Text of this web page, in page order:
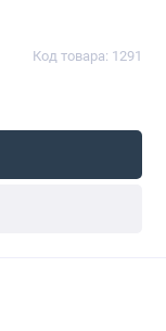
Код товара: 1291